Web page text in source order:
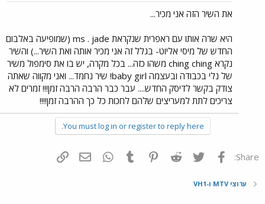
את השיר הזה אני מכיר...
היא שרה אותו עם ראפרית שנקראת ms . jade (שמופיעה באלבום
החדש של מיסי אליוט- בגלל זה אני מכיר אותה ואת השיר...) והשיר
נקרא ching ching משהו כזה... בכל מקרה, יש בו את סימפול משיר
של נלי בכבודה ובעצמה baby girl! שיר נחמד... ואני מקווה שאתה
צודק בקשר לדיסק החדש.... עבר כבר הרבה הרבה זמן!!! זמרים לא
צריכים לתת למעריצים שלהם לחכות כל כך ההרבה זמן!!!!
You must log in or register to reply here.
Share: פייסבוק Twitter
Reddit
Pinterest
Tumblr
WhatsAppדואר אלקטרוני
ערוצי MTV ו-VH1